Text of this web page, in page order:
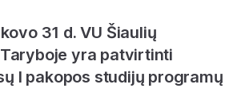
31 d. VU Šiaulių
yra patvirtinti
I pakopos studijų programų